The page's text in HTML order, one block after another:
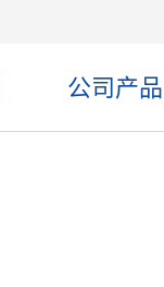
公司产品